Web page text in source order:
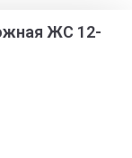
ЖС 12-